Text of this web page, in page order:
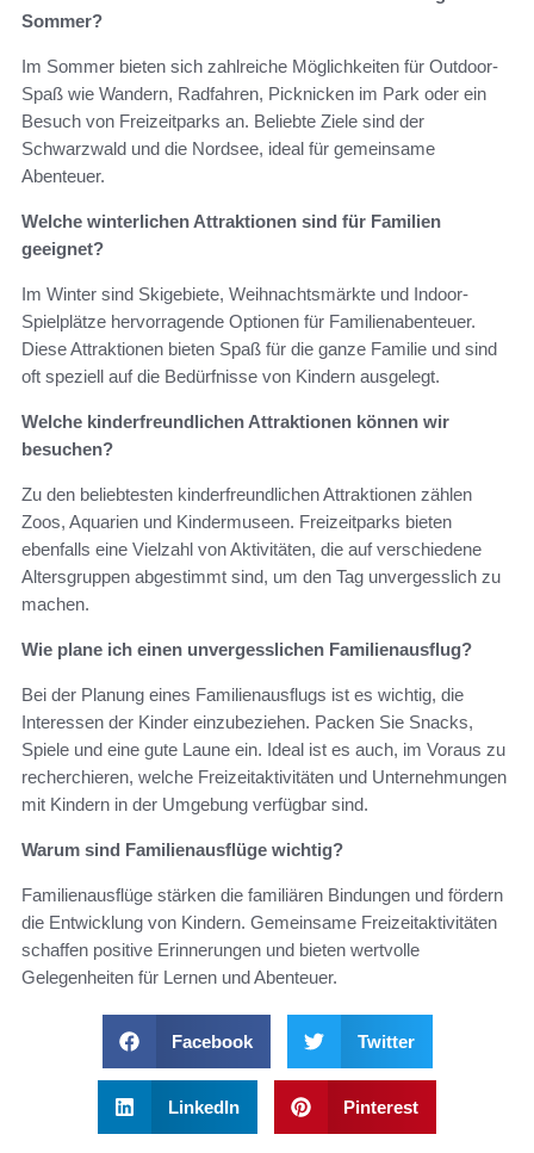
Sommer?
Im Sommer bieten sich zahlreiche Möglichkeiten für Outdoor-
Spaß wie Wandern, Radfahren, Picknicken im Park oder ein
Besuch von Freizeitparks an. Beliebte Ziele sind der
Schwarzwald und die Nordsee, ideal für gemeinsame
Abenteuer.
Welche winterlichen Attraktionen sind für Familien
geeignet?
Im Winter sind Skigebiete, Weihnachtsmärkte und Indoor-
Spielplätze hervorragende Optionen für Familienabenteuer.
Diese Attraktionen bieten Spaß für die ganze Familie und sind
oft speziell auf die Bedürfnisse von Kindern ausgelegt.
Welche kinderfreundlichen Attraktionen können wir
besuchen?
Zu den beliebtesten kinderfreundlichen Attraktionen zählen
Zoos, Aquarien und Kindermuseen. Freizeitparks bieten
ebenfalls eine Vielzahl von Aktivitäten, die auf verschiedene
Altersgruppen abgestimmt sind, um den Tag unvergesslich zu
machen.
Wie plane ich einen unvergesslichen Familienausflug?
Bei der Planung eines Familienausflugs ist es wichtig, die
Interessen der Kinder einzubeziehen. Packen Sie Snacks,
Spiele und eine gute Laune ein. Ideal ist es auch, im Voraus zu
recherchieren, welche Freizeitaktivitäten und Unternehmungen
mit Kindern in der Umgebung verfügbar sind.
Warum sind Familienausflüge wichtig?
Familienausflüge stärken die familiären Bindungen und fördern
die Entwicklung von Kindern. Gemeinsame Freizeitaktivitäten
schaffen positive Erinnerungen und bieten wertvolle
Gelegenheiten für Lernen und Abenteuer.
Facebook Twitter
LinkedIn Pinterest